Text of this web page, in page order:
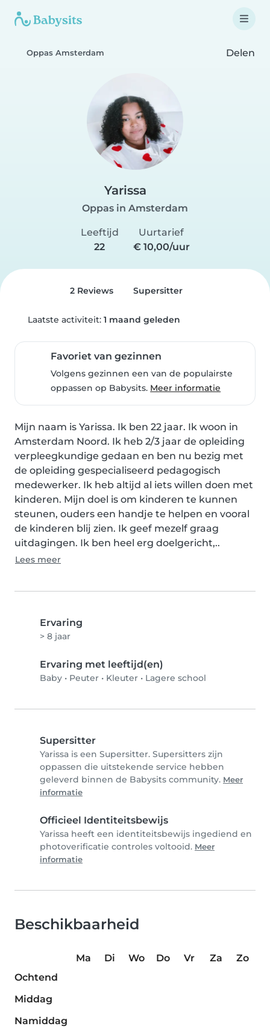
Oppas Amsterdam Delen
Yarissa
Oppas in Amsterdam
Leeftijd
22
Uurtarief
€ 10,00/uur
2 Reviews Supersitter
Laatste activiteit: 1 maand geleden
Favoriet van gezinnen
Volgens gezinnen een van de populairste
oppassen op Babysits. Meer informatie
Mijn naam is Yarissa. Ik ben 22 jaar. Ik woon in
Amsterdam Noord. Ik heb 2/3 jaar de opleiding
verpleegkundige gedaan en ben nu bezig met
de opleiding gespecialiseerd pedagogisch
medewerker. Ik heb altijd al iets willen doen met
kinderen. Mijn doel is om kinderen te kunnen
steunen, ouders een handje te helpen en vooral
de kinderen blij zien. Ik geef mezelf graag
uitdagingen. Ik ben heel erg doelgericht,..
Lees meer
Ervaring
> 8 jaar
Ervaring met leeftijd(en)
Baby • Peuter • Kleuter • Lagere school
Supersitter
Yarissa is een Supersitter. Supersitters zijn
oppassen die uitstekende service hebben
geleverd binnen de Babysits community. Meer
informatie
Officieel Identiteitsbewijs
Yarissa heeft een identiteitsbewijs ingediend en
photoverificatie controles voltooid. Meer
informatie
Beschikbaarheid
Ma Di Wo Do Vr Za
Zo
Ochtend
Middag
Namiddag